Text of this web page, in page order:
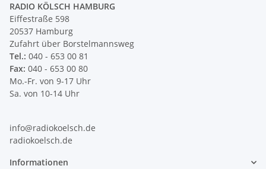
RADIO KÖLSCH HAMBURG
Eiffestraße 598
20537 Hamburg
Zufahrt über Borstelmannsweg
Tel.: 040 - 653 00 81
Fax: 040 - 653 00 80
Mo.-Fr. von 9-17 Uhr
Sa. von 10-14 Uhr
info@radiokoelsch.de
radiokoelsch.de
Informationen